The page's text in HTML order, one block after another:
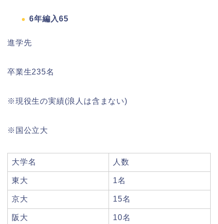
6年編入65
進学先
卒業生235名
※現役生の実績(浪人は含まない)
※国公立大
大学名 人数
東大 1名
京大 15名
阪大 10名